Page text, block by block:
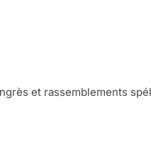
et rassemblements